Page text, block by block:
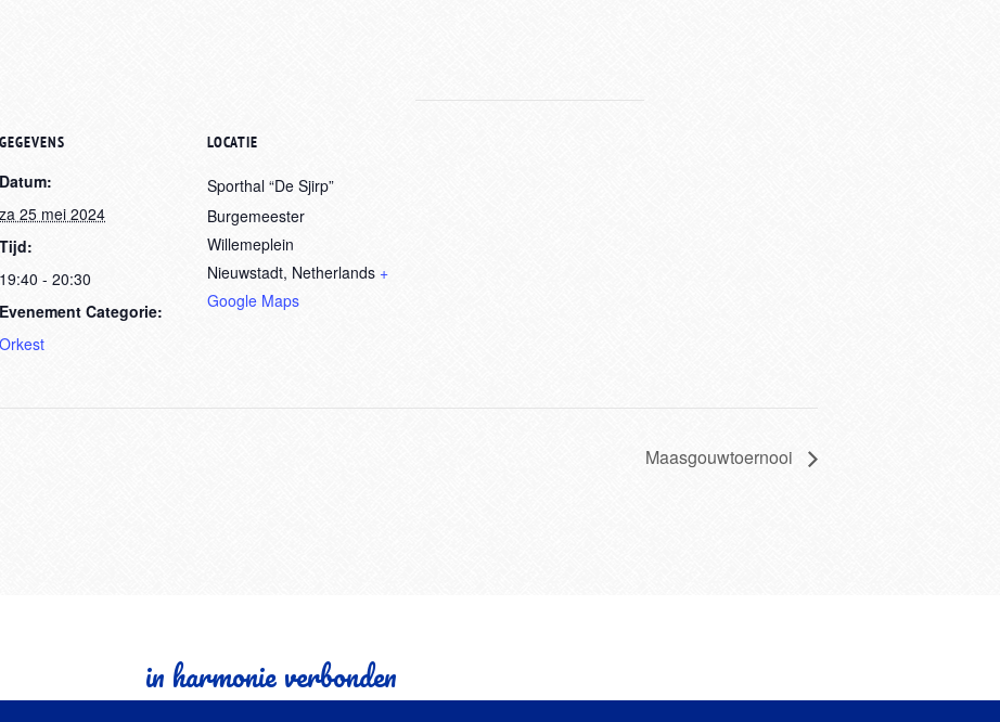
GEGEVENS
Datum:
za 25 mei 2024
Tijd:
19:40 - 20:30
Evenement Categorie:
Orkest
LOCATIE
Sporthal “De Sjirp”
Burgemeester
Willemeplein
Nieuwstadt, Netherlands +
Google Maps
Maasgouwtoernooi
in harmonie verbonden